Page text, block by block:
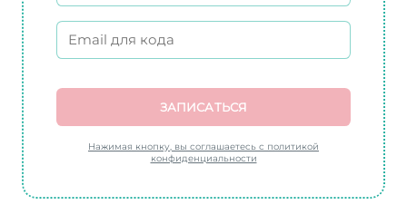
ЗАПИСАТЬСЯ
Нажимая кнопку, вы соглашаетесь с политикой
конфиденциальности